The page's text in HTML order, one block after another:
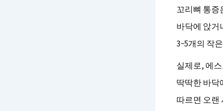
꼬리뼈 통증
바닥에 앉거
3~5개의 작
실제로, 에
딱딱한 바닥
따르면 오랜